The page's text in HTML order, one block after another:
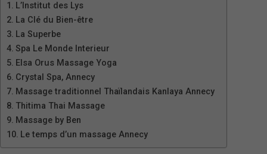
L’Institut des Lys
La Clé du Bien-être
La Superbe
Spa Le Monde Interieur
Elsa Orus Massage Yoga
Crystal Spa, Annecy
Massage traditionnel Thaïlandais Kanlaya Annecy
Thitima Thai Massage
Massage by Ben
Le temps d’un massage Annecy